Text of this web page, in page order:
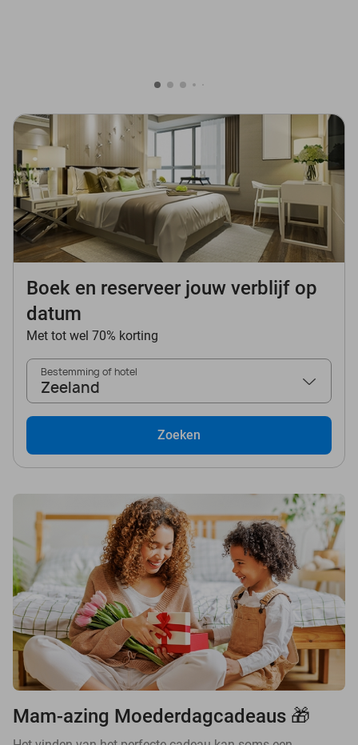
Boek en reserveer jouw verblijf op
datum
Met tot wel 70% korting
Bestemming of hotel
Zeeland
Zoeken
Mam-azing Moederdagcadeaus 🎁